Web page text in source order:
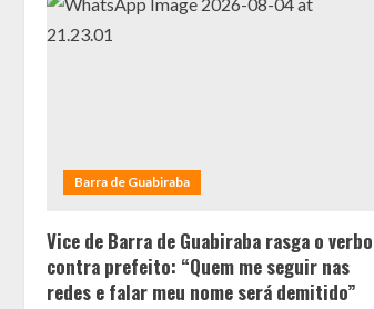
Barra de Guabiraba
Vice de Barra de Guabiraba rasga o verbo
contra prefeito: “Quem me seguir nas
redes e falar meu nome será demitido”